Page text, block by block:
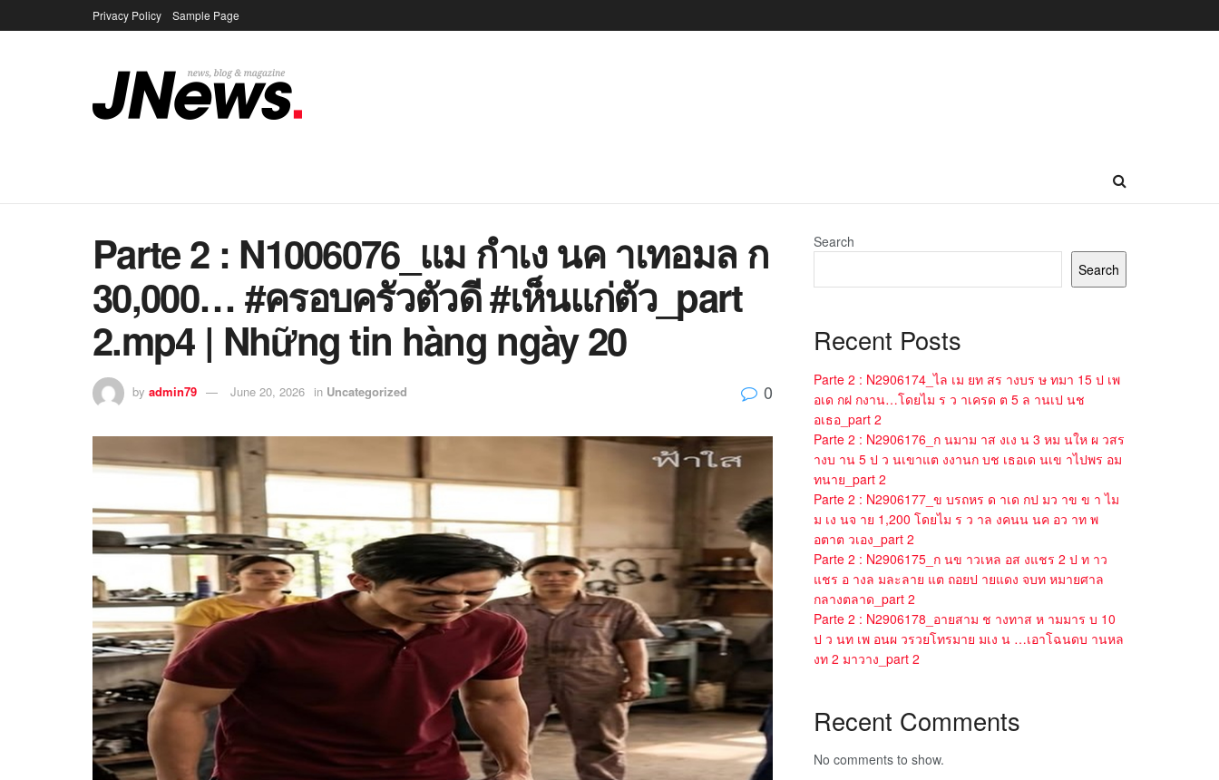
Privacy Policy Sample Page
Parte 2 : N1006076_แม กำเง นค าเทอมล ก
30,000… #ครอบครัวตัวดี #เห็นแก่ตัว_part
2.mp4 | Những tin hàng ngày 20
by admin79 June 20, 2026 in Uncategorized 0
Search
Search
Recent Posts
Parte 2 : N2906174_ไล เม ยท สร างบร ษ ทมา 15 ป เพ
อเด กฝ กงาน…โดยไม ร ว าเครด ต 5 ล านเป นช
อเธอ_part 2
Parte 2 : N2906176_ก นมาม าส งเง น 3 หม นให ผ วสร
างบ าน 5 ป ว นเขาแต งงานก บช เธอเด นเข าไปพร อม
ทนาย_part 2
Parte 2 : N2906177_ข บรถหร ด าเด กป มว าข ข า ไม
ม เง นจ าย 1,200 โดยไม ร ว าล งคนน นค อว าท พ
อตาต วเอง_part 2
Parte 2 : N2906175_ก นข าวเหล อส งแชร 2 ป ท าว
แชร อ างล มละลาย แต ถอยป ายแดง จบท หมายศาล
กลางตลาด_part 2
Parte 2 : N2906178_อายสาม ช างทาส ห ามมาร บ 10
ป ว นท เพ อนผ วรวยโทรมาย มเง น …เอาโฉนดบ านหล
งท 2 มาวาง_part 2
Recent Comments
No comments to show.